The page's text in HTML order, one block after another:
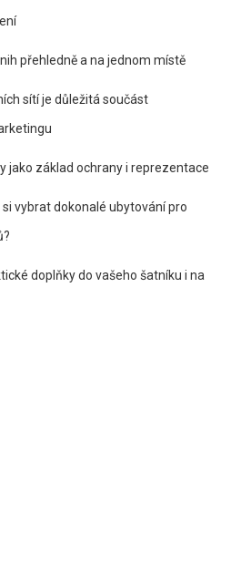
přehledně a na jednom místě
sítí je důležitá součást
jako základ ochrany i reprezentace
si vybrat dokonalé ubytování pro
doplňky do vašeho šatníku i na